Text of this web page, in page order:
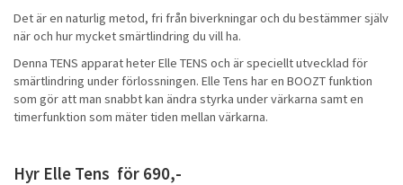
Det är en naturlig metod, fri från biverkningar och du bestämmer själv
när och hur mycket smärtlindring du vill ha.
Denna TENS apparat heter Elle TENS och är speciellt utvecklad för
smärtlindring under förlossningen. Elle Tens har en BOOZT funktion
som gör att man snabbt kan ändra styrka under värkarna samt en
timerfunktion som mäter tiden mellan värkarna.
Hyr Elle Tens för 690,-